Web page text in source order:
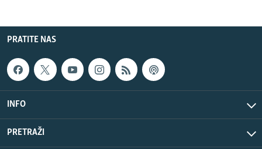
PRATITE NAS
INFO
PRETRAŽI